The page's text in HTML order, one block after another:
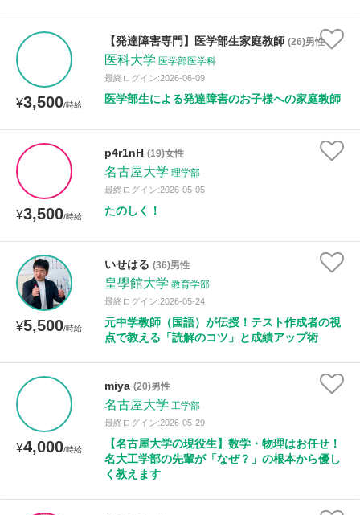
¥3,500/時給
【発達障害専門】医学部生家庭教師 (26)男性
医科大学 医学部医学科
最終ログイン:2026-06-09
医学部生による発達障害のお子様への家庭教師
¥3,500/時給
p4r1nH (19)女性
名古屋大学 理学部
最終ログイン:2026-05-05
たのしく！
¥5,500/時給
いせはる (36)男性
皇學館大学 教育学部
最終ログイン:2026-05-24
元中学教師（国語）が伝授！テスト作成者の視
点で教える「読解のコツ」と成績アップ術
¥4,000/時給
miya (20)男性
名古屋大学 工学部
最終ログイン:2026-05-29
【名古屋大学の現役生】数学・物理はお任せ！
名大工学部の先輩が「なぜ？」の根本から優し
く教えます
月曜日 火曜日 水曜日 木曜日 金曜日
土曜日 日曜日
距離：15km以内
性別